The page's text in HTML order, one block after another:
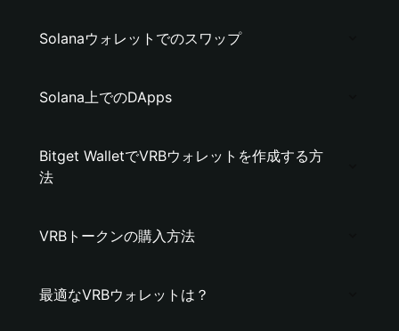
Solanaウォレットでのスワップ
Solana上でのDApps
Bitget WalletでVRBウォレットを作成する方
法
VRBトークンの購入方法
最適なVRBウォレットは？